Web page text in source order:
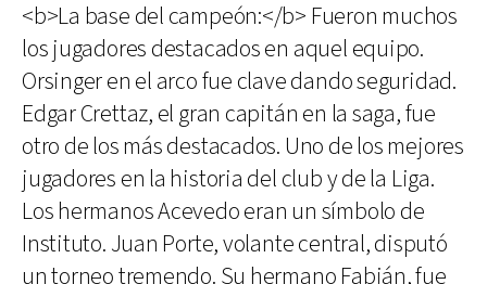
<b>La base del campeón:</b> Fueron muchos
los jugadores destacados en aquel equipo.
Orsinger en el arco fue clave dando seguridad.
Edgar Crettaz, el gran capitán en la saga, fue
otro de los más destacados. Uno de los mejores
jugadores en la historia del club y de la Liga.
Los hermanos Acevedo eran un símbolo de
Instituto. Juan Porte, volante central, disputó
un torneo tremendo. Su hermano Fabián, fue